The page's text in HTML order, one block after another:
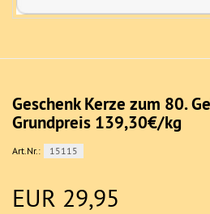
Geschenk Kerze zum 80.
Grundpreis 139,30€/kg
Art.Nr.: 15115
EUR 29,95